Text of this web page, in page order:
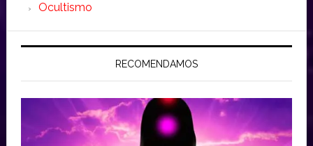
Ocultismo
RECOMENDAMOS